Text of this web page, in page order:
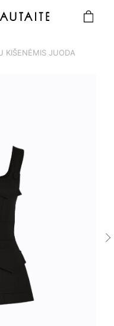
KIŠENĖMIS JUODA